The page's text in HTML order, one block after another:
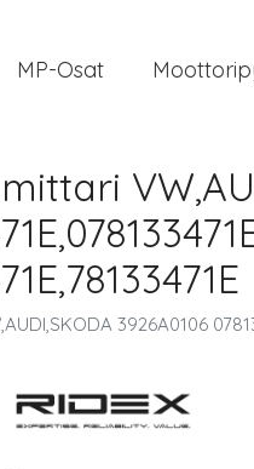
MP-Osat
3926A0106